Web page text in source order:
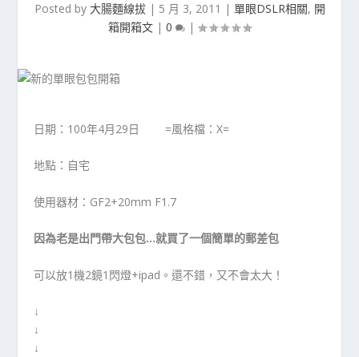
Posted by 大腸麵線拔| 5 月 3, 2011 | 單眼DSLR相關, 開
箱開箱文 | 0 |
日期：100年4月29日 =風格檔：X=
地點：自宅
使用器材：GF2+20mm F1.7
因為老是出門帶大包包…就買了一個簡單的郵差包
可以放1機2鏡1閃燈+ipad。還不錯，又不會太大！
↓
↓
↓